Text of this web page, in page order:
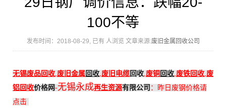
100不等
发布时间：2018-08-29, 已有 人浏览 文章来源:废旧金属回收公司
无锡废品回收,废旧金属回收,废旧电缆回收,废铜 回收,废铁回收,废
铝回收价格网-无锡永成再生资源有限公司 ：
昨日废钢价格请
点击